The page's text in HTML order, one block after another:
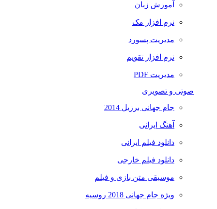
آموزش زبان
نرم افزار مک
مدیریت پسورد
نرم افزار تقویم
مدیریت PDF
صوتی و تصویری
جام جهانی برزیل 2014
آهنگ ایرانی
دانلود فیلم ایرانی
دانلود فیلم خارجی
موسیقی متن بازی و فیلم
ویژه جام جهانی 2018 روسیه